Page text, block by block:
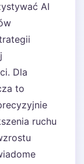
AI
Dla
to
ruchu